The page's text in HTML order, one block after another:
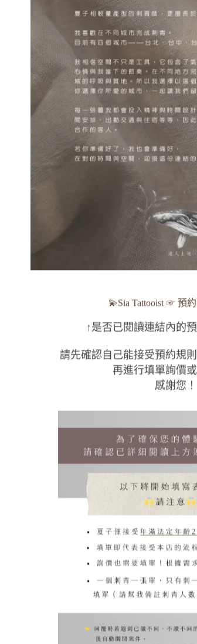
💫Sia Tattooist ☞ 預
↑是否已閱讀連結內的
請先確認自己能接受預約規
再進行填單詢價
感謝您！